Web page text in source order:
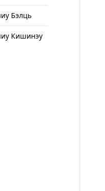
Бэлць
Кишинэу